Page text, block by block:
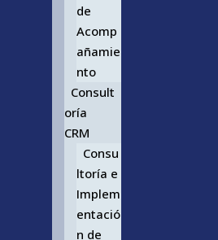
de
Acomp
añamie
nto
Consult
oría
CRM
Consu
ltoría e
Implem
entació
n de